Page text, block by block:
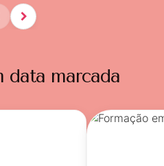
data marcada